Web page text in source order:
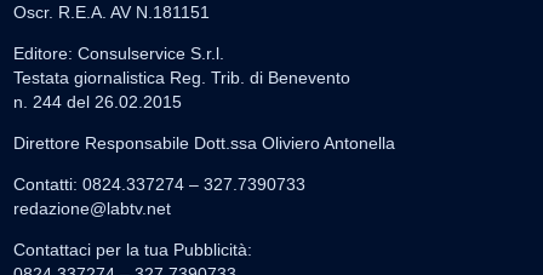
Oscr. R.E.A. AV N.181151
Editore: Consulservice S.r.l.
Testata giornalistica Reg. Trib. di Benevento
n. 244 del 26.02.2015
Direttore Responsabile Dott.ssa Oliviero Antonella
Contatti: 0824.337274 – 327.7390733
redazione@labtv.net
Contattaci per la tua Pubblicità: